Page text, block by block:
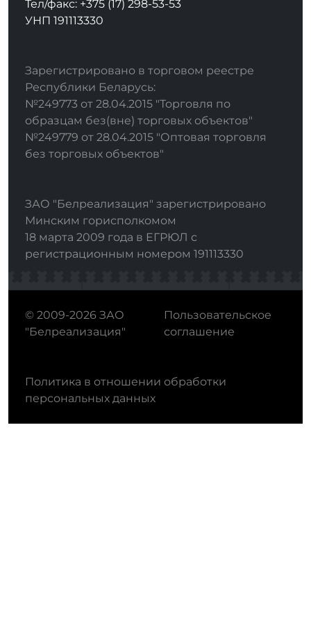
Тел/факс: +375 (17) 298-53-53
УНП 191113330
Зарегистрировано в торговом реестре
Республики Беларусь:
№249773 от 28.04.2015 "Торговля по
образцам без(вне) торговых объектов"
№249779 от 28.04.2015 "Оптовая торговля
без торговых объектов"
ЗАО "Белреализация" зарегистрировано
Минским горисполкомом
18 марта 2009 года в ЕГРЮЛ с
регистрационным номером 191113330
© 2009-2026 ЗАО
"Белреализация"
Пользовательское
соглашение
Политика в отношении обработки
персональных данных